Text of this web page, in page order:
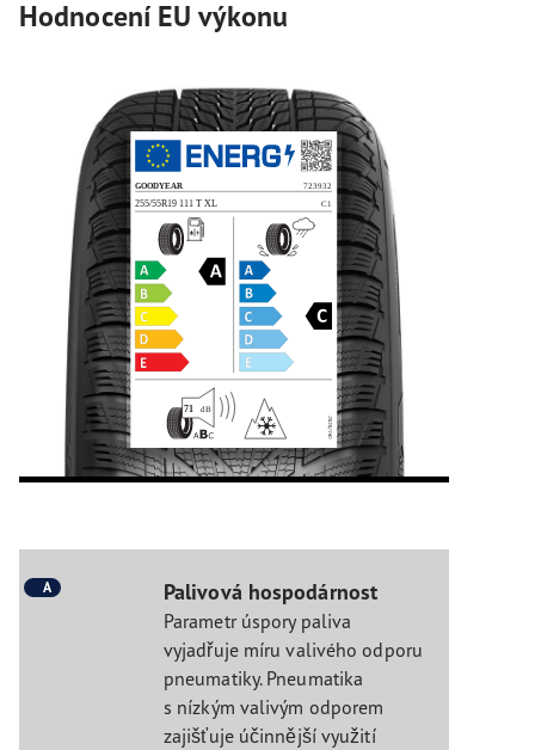
Hodnocení EU výkonu
A Palivová hospodárnost
Parametr úspory paliva
vyjadřuje míru valivého odporu
pneumatiky. Pneumatika
s nízkým valivým odporem
zajišťuje účinnější využití